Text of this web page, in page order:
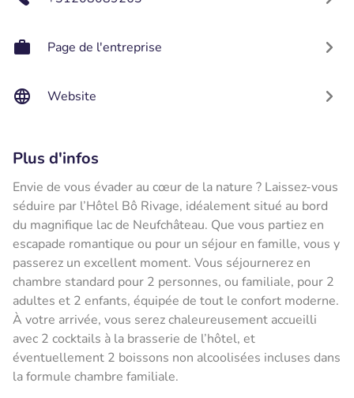
Page de l'entreprise
Website
Plus d'infos
Envie de vous évader au cœur de la nature ? Laissez-vous
séduire par l’Hôtel Bô Rivage, idéalement situé au bord
du magnifique lac de Neufchâteau. Que vous partiez en
escapade romantique ou pour un séjour en famille, vous y
passerez un excellent moment. Vous séjournerez en
chambre standard pour 2 personnes, ou familiale, pour 2
adultes et 2 enfants, équipée de tout le confort moderne.
À votre arrivée, vous serez chaleureusement accueilli
avec 2 cocktails à la brasserie de l’hôtel, et
éventuellement 2 boissons non alcoolisées incluses dans
la formule chambre familiale.